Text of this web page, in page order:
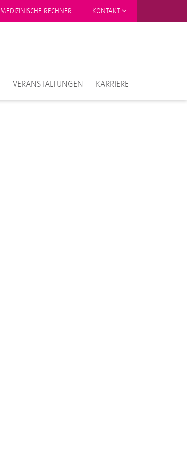
MEDIZINISCHE RECHNER KONTAKT
VERANSTALTUNGEN KARRIERE